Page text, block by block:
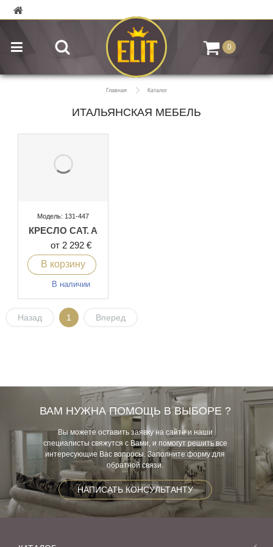
0
Главная Каталог
ИТАЛЬЯНСКАЯ МЕБЕЛЬ
Модель: 131-447
КРЕСЛО CAT. A
от 2 292 €
В корзину
В наличии
Назад 1 Вперед
ВАМ НУЖНА ПОМОЩЬ В ВЫБОРЕ ?
Вы можете оставить заявку на сайте и наши
специалисты свяжутся с Вами, и помогут решить все
интересующие Вас вопросы. Заполните форму для
обратной связи.
НАПИСАТЬ КОНСУЛЬТАНТУ